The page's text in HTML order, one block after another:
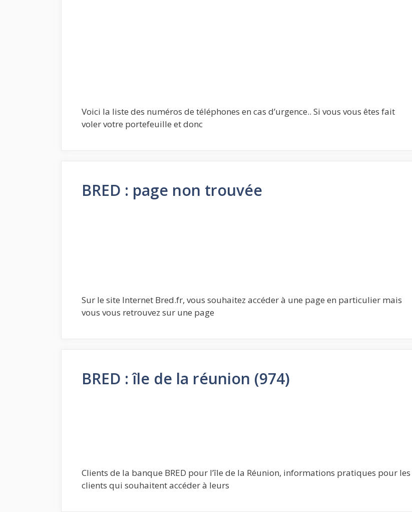
Voici la liste des numéros de téléphones en cas d’urgence.. Si vous vous êtes fait
voler votre portefeuille et donc
BRED : page non trouvée
Sur le site Internet Bred.fr, vous souhaitez accéder à une page en particulier mais
vous vous retrouvez sur une page
BRED : île de la réunion (974)
Clients de la banque BRED pour l’île de la Réunion, informations pratiques pour les
clients qui souhaitent accéder à leurs